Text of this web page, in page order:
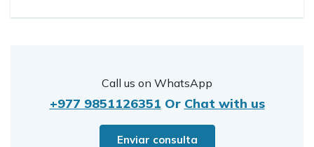
Call us on WhatsApp
+977 9851126351 Or Chat with us
Enviar consulta